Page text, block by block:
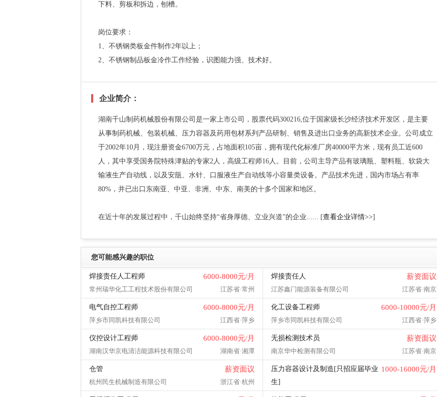
下料、剪板和拆边，刨槽。
岗位要求：
1、不锈钢类板金件制作2年以上；
2、不锈钢制品板金冷作工作经验，识图能力强、技术好。
企业简介：
湖南千山制药机械股份有限公司是一家上市公司，股票代码300216,位于国家级长沙经济技术开发区，是主要
从事制药机械、包装机械、压力容器及药用包材系列产品研制、销售及进出口业务的高新技术企业。公司成立
于2002年10月，现注册资金6700万元，占地面积105亩，拥有现代化标准厂房40000平方米，现有员工近600
人，其中享受国务院特殊津贴的专家2人，高级工程师16人。目前，公司主导产品有玻璃瓶、塑料瓶、软袋大
输液生产自动线，以及安瓿、水针、口服液生产自动线等小容量类设备。产品技术先进，国内市场占有率
80%，并已出口东南亚、中亚、非洲、中东、南美的十多个国家和地区。
在近十年的发展过程中，千山始终坚持“省身厚德、立业兴道”的企业...... [查看企业详情>>]
您可能感兴趣的职位
6000-8000元/月
焊接责任人工程师
江苏省·常州
常州瑞华化工工程技术股份有限公司
薪资面议
焊接责任人
江苏省·南京
江苏鑫门能源装备有限公司
6000-8000元/月
电气自控工程师
江西省·萍乡
萍乡市同凯科技有限公司
6000-10000元/月
化工设备工程师
江西省·萍乡
萍乡市同凯科技有限公司
6000-8000元/月
仪控设计工程师
湖南省·湘潭
湖南汉华京电清洁能源科技有限公司
薪资面议
无损检测技术员
江苏省·南京
南京华中检测有限公司
薪资面议
仓管
浙江省·杭州
杭州民生机械制造有限公司
1000-16000元/月
压力容器设计及制造[只招应届毕业
生]
浙江省·杭州
杭州民生机械制造有限公司